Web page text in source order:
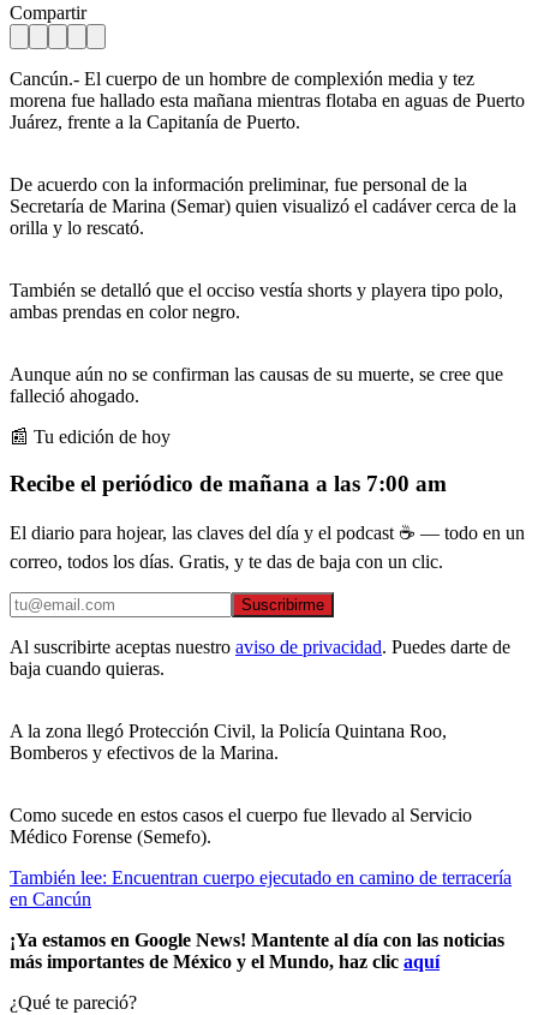
Compartir
Cancún.- El cuerpo de un hombre de complexión media y tez
morena fue hallado esta mañana mientras flotaba en aguas de Puerto
Juárez, frente a la Capitanía de Puerto.
De acuerdo con la información preliminar, fue personal de la
Secretaría de Marina (Semar) quien visualizó el cadáver cerca de la
orilla y lo rescató.
También se detalló que el occiso vestía shorts y playera tipo polo,
ambas prendas en color negro.
Aunque aún no se confirman las causas de su muerte, se cree que
falleció ahogado.
📰 Tu edición de hoy
Recibe el periódico de mañana a las 7:00 am
El diario para hojear, las claves del día y el podcast ☕ — todo en un
correo, todos los días. Gratis, y te das de baja con un clic.
Suscribirme
Al suscribirte aceptas nuestro aviso de privacidad. Puedes darte de
baja cuando quieras.
A la zona llegó Protección Civil, la Policía Quintana Roo,
Bomberos y efectivos de la Marina.
Como sucede en estos casos el cuerpo fue llevado al Servicio
Médico Forense (Semefo).
También lee: Encuentran cuerpo ejecutado en camino de terracería
en Cancún
¡Ya estamos en Google News! Mantente al día con las noticias
más importantes de México y el Mundo, haz clic aquí
¿Qué te pareció?